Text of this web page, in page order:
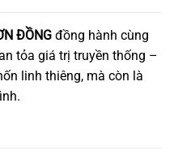
ĐỒNG đồng hành cùng
tỏa giá trị truyền thống –
linh thiêng, mà còn là